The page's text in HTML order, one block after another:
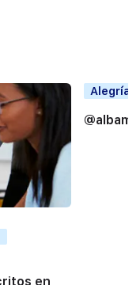
en
Alegrías